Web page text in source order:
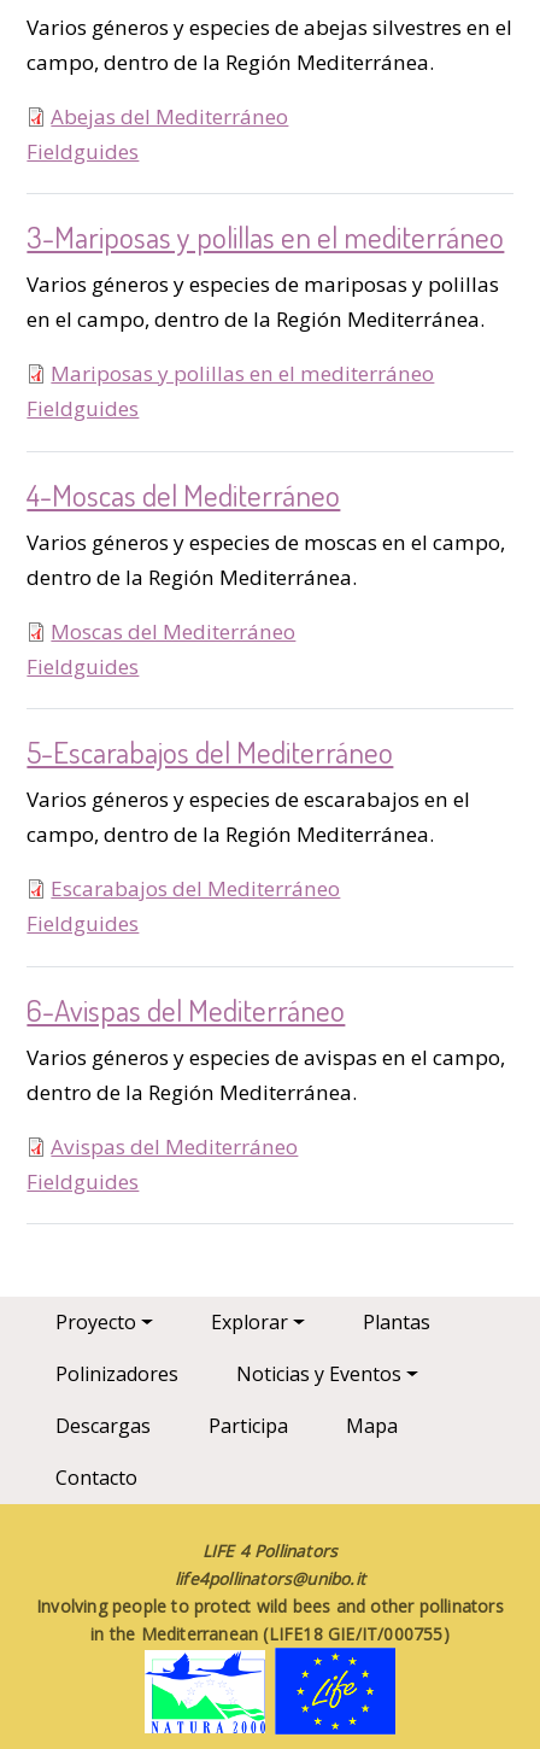
Varios géneros y especies de abejas silvestres en el
campo, dentro de la Región Mediterránea.
Abejas del Mediterráneo
type
Fieldguides
3-Mariposas y polillas en el mediterráneo
Varios géneros y especies de mariposas y polillas
en el campo, dentro de la Región Mediterránea.
Mariposas y polillas en el mediterráneo
type
Fieldguides
4-Moscas del Mediterráneo
Varios géneros y especies de moscas en el campo,
dentro de la Región Mediterránea.
Moscas del Mediterráneo
type
Fieldguides
5-Escarabajos del Mediterráneo
Varios géneros y especies de escarabajos en el
campo, dentro de la Región Mediterránea.
Escarabajos del Mediterráneo
type
Fieldguides
6-Avispas del Mediterráneo
Varios géneros y especies de avispas en el campo,
dentro de la Región Mediterránea.
Avispas del Mediterráneo
type
Fieldguides
Main navigation
Proyecto Explorar
Plantas
Polinizadores
Noticias y Eventos
Descargas
Participa
Mapa
Contacto
LIFE 4 Pollinators
life4pollinators@unibo.it
Involving people to protect wild bees and other pollinators
in the Mediterranean (LIFE18 GIE/IT/000755)